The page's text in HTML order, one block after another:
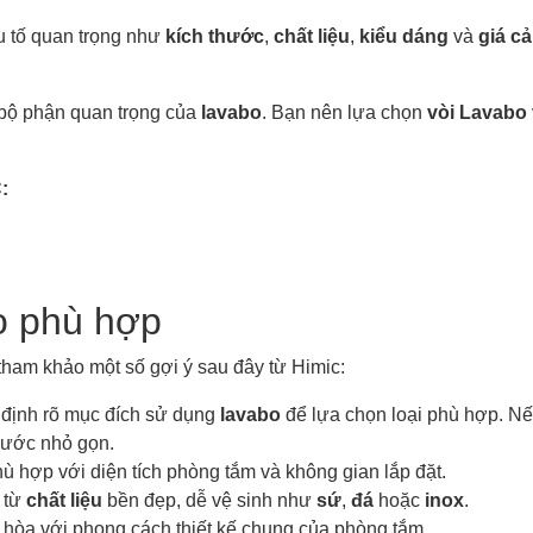
tố quan trọng như kích thước, chất liệu, kiểu dáng và giá cả
phận quan trọng của lavabo. Bạn nên lựa chọn vòi Lavabo
phù hợp
khảo một số gợi ý sau đây từ Himic:
rõ mục đích sử dụng lavabo để lựa chọn loại phù hợp.
nhỏ gọn.
hợp với diện tích phòng tắm và không gian lắp đặt.
từ chất liệu bền đẹp, dễ vệ sinh như sứ, đá hoặc inox.
với phong cách thiết kế chung của phòng tắm.